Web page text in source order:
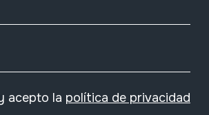
acepto la política de privacidad